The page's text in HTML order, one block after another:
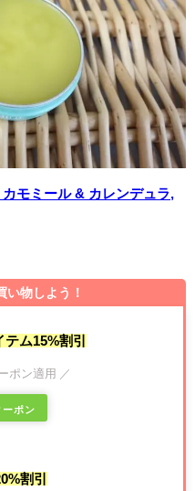
モミール & カレンデュラ,
い物しよう！
ム15%割引
ポン適用 ／
ポン
割引